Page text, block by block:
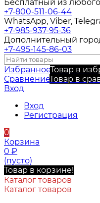
Бесплатный из
+7-800-511-06-44
WhatsApp, Viber,
+7-985-937-95-36
Дополнительный
+7-495-145-86-03
ИзбранноеТовар в
СравнениеТовар в
Вход
Вход
Регистрация
0
Корзина
0 ₽
(пусто)
Товар в корзине!
Каталог товаров
Каталог товаров